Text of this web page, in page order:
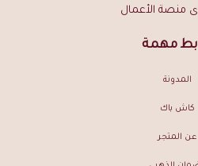
مهمة
المدونة
كاش باك
عن المتجر
منصة الأعمال